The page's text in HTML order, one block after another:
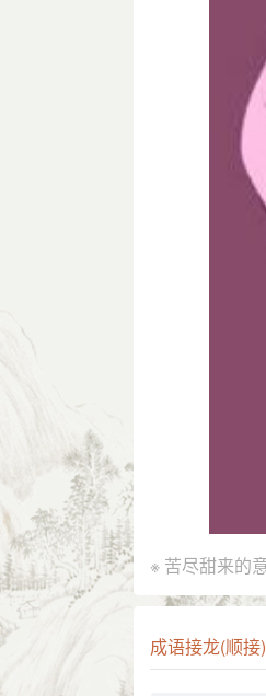
※ 苦尽甜来的
成语接龙(顺接)